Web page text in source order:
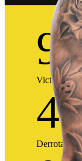
9
Victorias
4
Derrotas